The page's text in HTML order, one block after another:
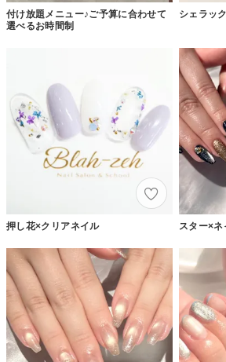
付け放題メニュー♪ご予算に合わせて
選べるお時間制
シェラッ
押し花×クリアネイル スター×